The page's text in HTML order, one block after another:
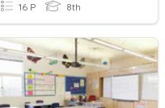
16 P 8th